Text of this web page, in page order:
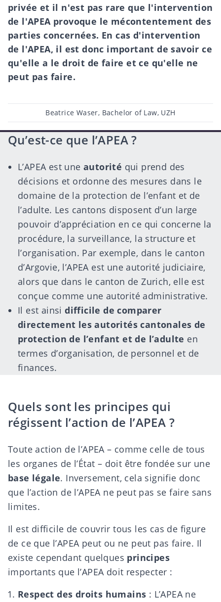
privée et il n'est pas rare que l'intervention
de l'APEA provoque le mécontentement des
parties concernées. En cas d'intervention
de l'APEA, il est donc important de savoir ce
qu'elle a le droit de faire et ce qu'elle ne
peut pas faire.
Post
author
Beatrice Waser, Bachelor of Law, UZH
Qu’est-ce que l’APEA ?
L’APEAest uneautorité qui prend des
décisions et ordonne des mesures dans le
domaine de la protection de l’enfant et de
l’adulte. Les cantons disposent d’un large
pouvoir d’appréciation en ce qui concerne la
procédure, la surveillance, la structure et
l’organisation. Par exemple, dans le canton
d’Argovie, l’APEA est une autorité judiciaire,
alors que dans le canton de Zurich, elle est
conçue comme une autorité administrative.
Il est ainsidifficile de comparer
directement les autorités cantonales de
protection de l’enfant et de l’adulte en
termes d’organisation, de personnel et de
finances.
Quels sont les principes qui
régissent l’action de l’APEA ?
Toute action de l’APEA – comme celle de tous
les organes de l’État – doit être fondée sur une
base légale. Inversement, cela signifie donc
que l’action de l’APEA ne peut pas se faire sans
limites.
Il est difficile de couvrir tous les cas de figure
de ce que l’APEA peut ou ne peut pas faire. Il
existe cependant quelques principes
importants que l’APEA doit respecter :
Respect des droits humains : L’APEA ne